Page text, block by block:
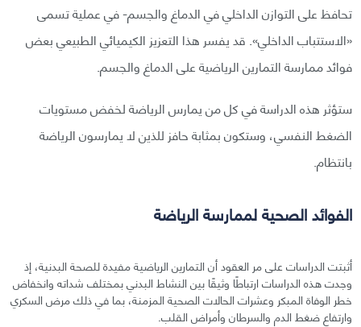
تحافظ على التوازن الداخلي في الدماغ والجسم- في عملية تسمى
«الاستتباب الداخلي». قد يفسر هذا التعزيز الكيميائي الطبيعي بعض
فوائد ممارسة التمارين الرياضية على الدماغ والجسم.
ستؤثر هذه الدراسة في كل من يمارس الرياضة لخفض مستويات
الضغط النفسي، وستكون بمثابة حافز للذين لا يمارسون الرياضة
بانتظام.
الفوائد الصحية لممارسة الرياضة
أثبتت الدراسات على مر العقود أن التمارين الرياضية مفيدة للصحة البدنية، إذ
وجدت هذه الدراسات ارتباطًا وثيقًا بين النشاط البدني بمختلف شداته وانخفاض
خطر الوفاة المبكر وعشرات الحالات الصحية المزمنة، بما في ذلك مرض السكري
وارتفاع ضغط الدم والسرطان وأمراض القلب.